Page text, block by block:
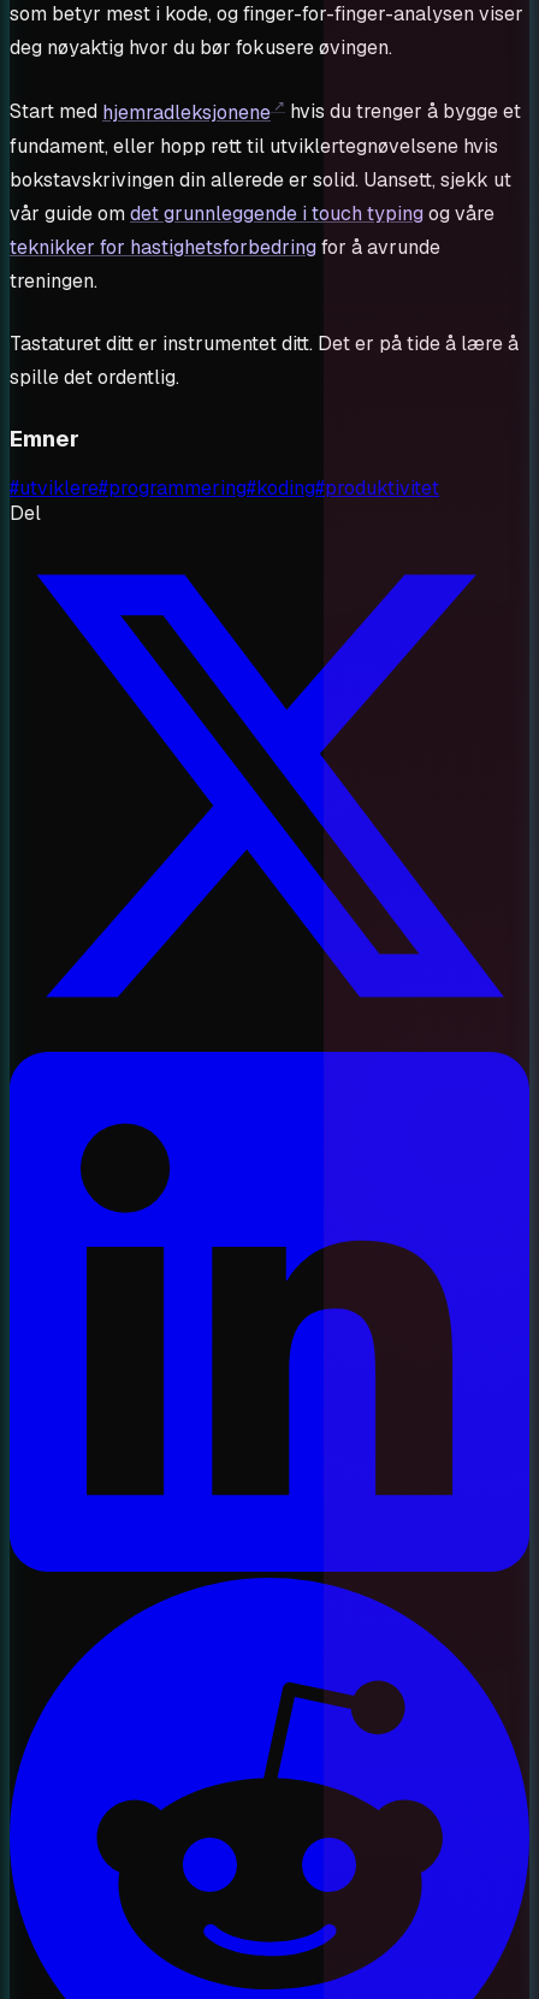
som betyr mest i kode, og finger-for-finger-analysen viser
deg nøyaktig hvor du bør fokusere øvingen.
Start med hjemradleksjonene
hvis du trenger å bygge et
fundament, eller hopp rett til utviklertegnøvelsene hvis
bokstavskrivingen din allerede er solid. Uansett, sjekk ut
vår guide omdet grunnleggende i touch typingog våre
teknikker for hastighetsforbedringfor å avrunde
treningen.
Tastaturet ditt er instrumentet ditt. Det er på tide å lære å
spille det ordentlig.
Emner
#utviklere#programmering#koding#produktivitet
Del